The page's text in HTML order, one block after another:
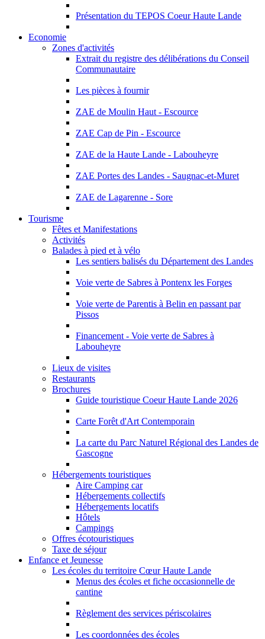
Présentation du TEPOS Coeur Haute Lande
Economie
Zones d'activités
Extrait du registre des délibérations du Conseil
Communautaire
Les pièces à fournir
ZAE de Moulin Haut - Escource
ZAE Cap de Pin - Escource
ZAE de la Haute Lande - Labouheyre
ZAE Portes des Landes - Saugnac-et-Muret
ZAE de Lagarenne - Sore
Tourisme
Fêtes et Manifestations
Activités
Balades à pied et à vélo
Les sentiers balisés du Département des Landes
Voie verte de Sabres à Pontenx les Forges
Voie verte de Parentis à Belin en passant par
Pissos
Financement - Voie verte de Sabres à
Labouheyre
Lieux de visites
Restaurants
Brochures
Guide touristique Coeur Haute Lande 2026
Carte Forêt d'Art Contemporain
La carte du Parc Naturel Régional des Landes de
Gascogne
Hébergements touristiques
Aire Camping car
Hébergements collectifs
Hébergements locatifs
Hôtels
Campings
Offres écotouristiques
Taxe de séjour
Enfance et Jeunesse
Les écoles du territoire Cœur Haute Lande
Menus des écoles et fiche occasionnelle de
cantine
Règlement des services périscolaires
Les coordonnées des écoles